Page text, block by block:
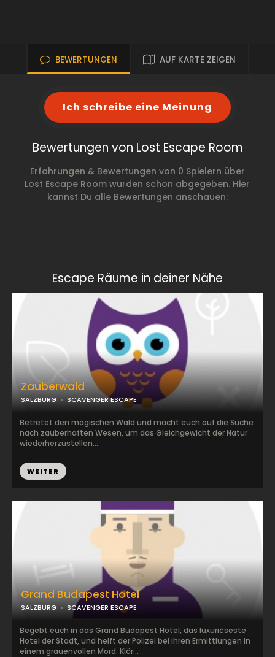
BEWERTUNGEN AUF KARTE ZEIGEN
Ich schreibe eine Meinung
Bewertungen von Lost Escape Room
Erfahrungen & Bewertungen von 0 Spielern über
Lost Escape Room wurden schon abgegeben. Hier
kannst Du alle Bewertungen anschauen:
Escape Räume in deiner Nähe
Grand Budapest Hotel
SALZBURG SCAVENGER ESCAPE
Begebt euch in das Grand Budapest Hotel, das luxuriöseste
Hotel der Stadt, und helft der Polizei bei ihren Ermittlungen in
einem grauenvollen Mord. Klär...
Zauberwald
SALZBURG SCAVENGER ESCAPE
Betretet den magischen Wald und macht euch auf die Suche
nach zauberhaften Wesen, um das Gleichgewicht der Natur
wiederherzustellen....
WEITER